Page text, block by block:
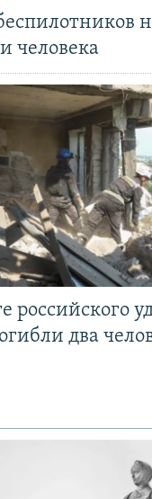
человека
российского
два